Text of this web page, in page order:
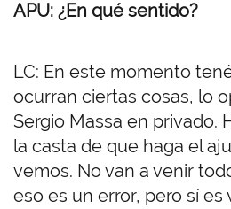
APU: ¿En qué sentido?
LC: En este momento
ocurran ciertas cosas, lo
Sergio Massa en privado.
la casta de que haga el
vemos. No van a venir
eso es un error, pero sí es